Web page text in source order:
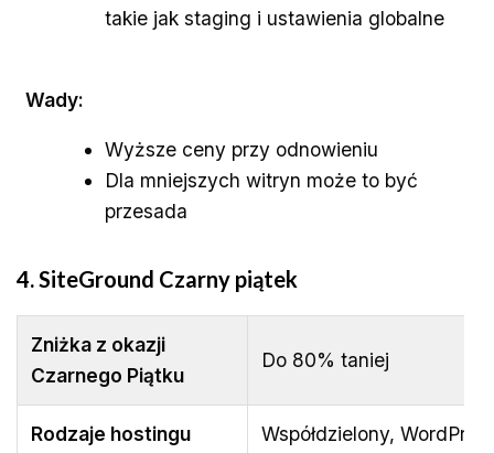
takie jak staging i ustawienia globalne
Wady:
Wyższe ceny przy odnowieniu
Dla mniejszych witryn może to być
przesada
4. SiteGround Czarny piątek
Zniżka z okazji
Czarnego Piątku
Do 80% taniej
Rodzaje hostingu Współdzielony,